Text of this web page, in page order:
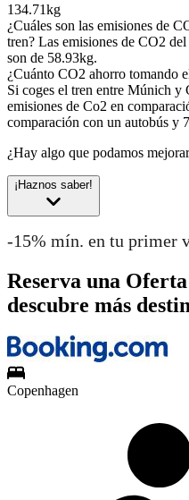
134.71kg
¿Cuáles son las emisiones de
tren? Las emisiones de CO2
son de 58.93kg.
¿Cuánto CO2 ahorro tomando
Si coges el tren entre Múnich y
emisiones de Co2 en
comparación con un autobús y
¿Hay algo que podamos
¡Haznos saber!
-15% mín. en tu primer
Reserva una
descubre más
Copenhagen